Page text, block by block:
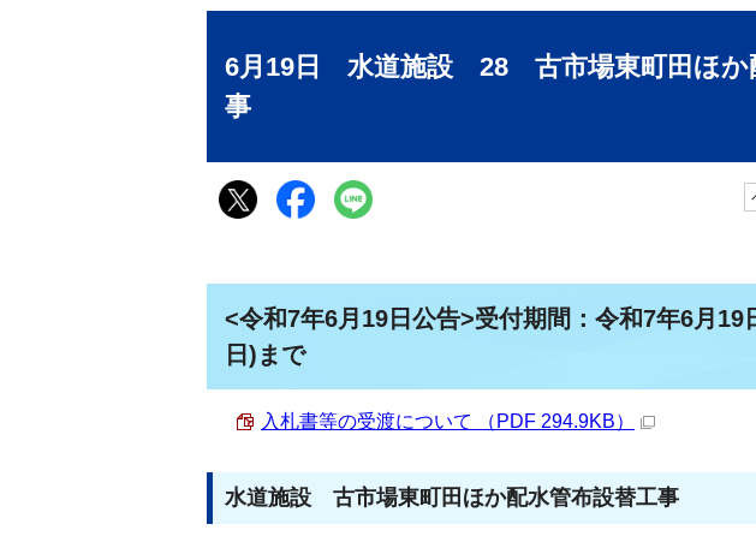
6月19日 水道施設 28 古市場東町田ほか
事
<令和7年6月19日公告>受付期間：令和7年6月
日)まで
入札書等の受渡について （PDF 294.9KB）
水道施設 古市場東町田ほか配水管布設替工事